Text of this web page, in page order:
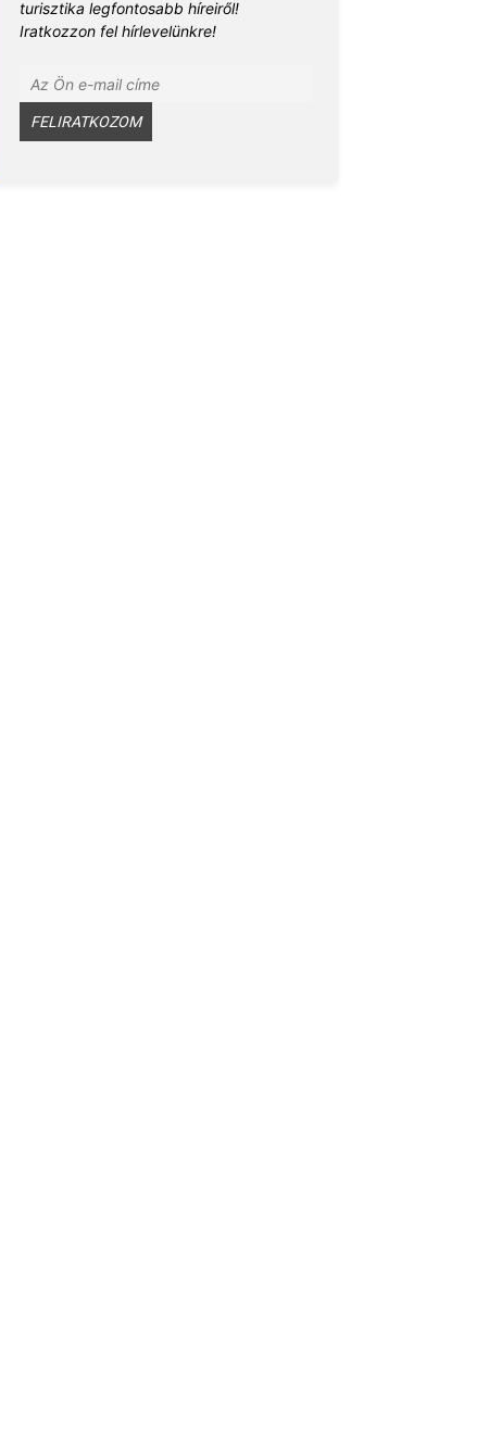
turisztika legfontosabb híreiről!
Iratkozzon fel hírlevelünkre!